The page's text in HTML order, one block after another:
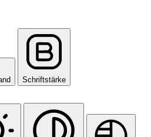
Schriftstärke